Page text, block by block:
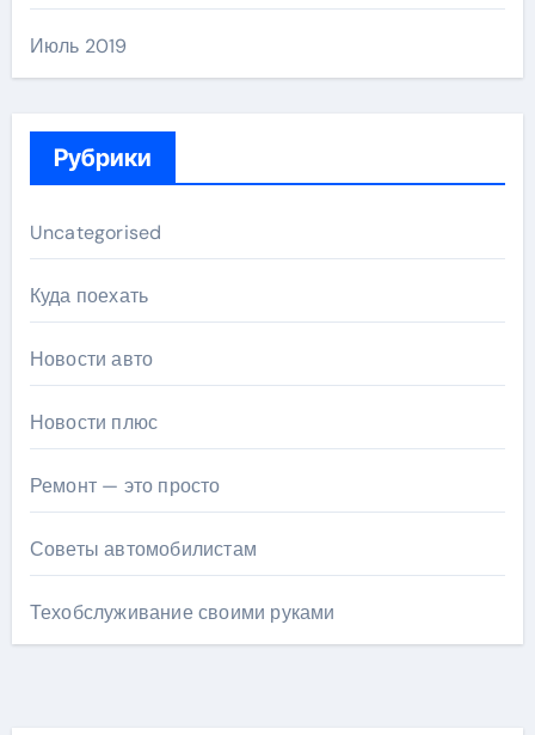
Июль 2019
Рубрики
Uncategorised
Куда поехать
Новости авто
Новости плюс
Ремонт — это просто
Советы автомобилистам
Техобслуживание своими руками